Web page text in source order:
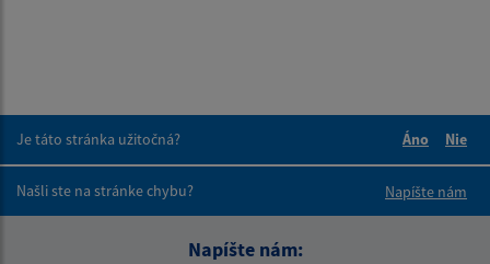
Je táto stránka užitočná?
Áno
Nie
Našli ste na stránke chybu?
Napíšte nám
Napíšte nám: